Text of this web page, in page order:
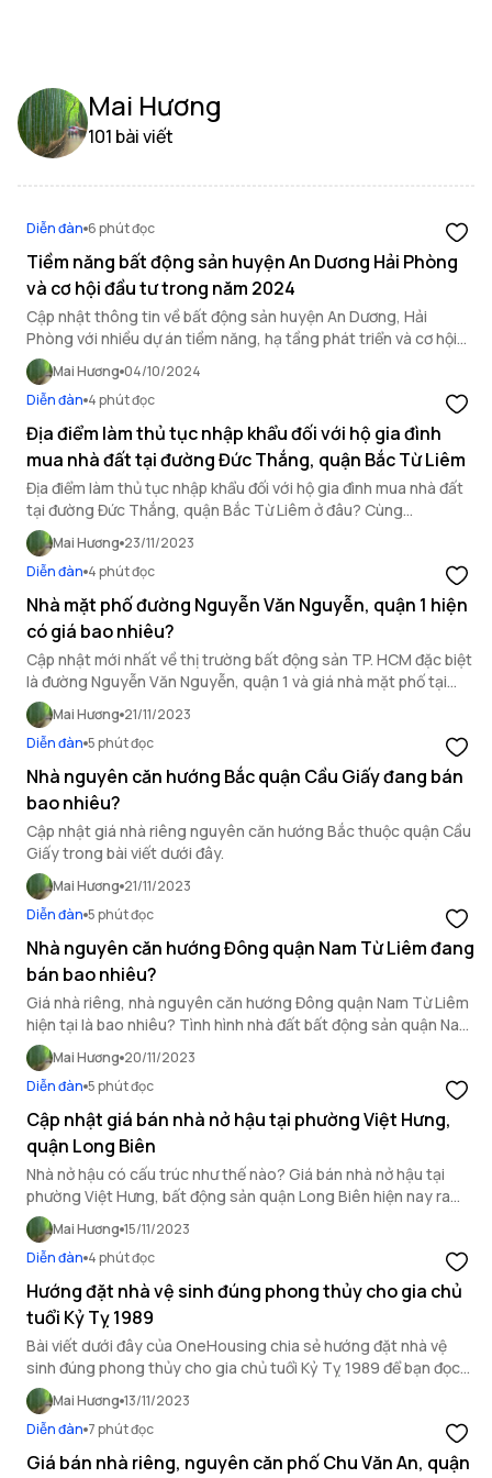
Mai Hương
101 bài viết
Diễn đàn 6 phút đọc
Tiềm năng bất động sản huyện An Dương Hải Phòng
và cơ hội đầu tư trong năm 2024
Cập nhật thông tin về bất động sản huyện An Dương, Hải
Phòng với nhiều dự án tiềm năng, hạ tầng phát triển và cơ hội
đầu tư bất động sản Hải Phòng hấp dẫn trong năm 2024.
Mai Hương 04/10/2024
Diễn đàn 4 phút đọc
Địa điểm làm thủ tục nhập khẩu đối với hộ gia đình
mua nhà đất tại đường Đức Thắng, quận Bắc Từ Liêm
Địa điểm làm thủ tục nhập khẩu đối với hộ gia đình mua nhà đất
tại đường Đức Thắng, quận Bắc Từ Liêm ở đâu? Cùng
OneHousing tìm hiểu thông tin trên trong bài viết này.
Mai Hương 23/11/2023
Diễn đàn 4 phút đọc
Nhà mặt phố đường Nguyễn Văn Nguyễn, quận 1 hiện
có giá bao nhiêu?
Cập nhật mới nhất về thị trường bất động sản TP. HCM đặc biệt
là đường Nguyễn Văn Nguyễn, quận 1 và giá nhà mặt phố tại
đây qua bài viết sau.
Mai Hương 21/11/2023
Diễn đàn 5 phút đọc
Nhà nguyên căn hướng Bắc quận Cầu Giấy đang bán
bao nhiêu?
Cập nhật giá nhà riêng nguyên căn hướng Bắc thuộc quận Cầu
Giấy trong bài viết dưới đây.
Mai Hương 21/11/2023
Diễn đàn 5 phút đọc
Nhà nguyên căn hướng Đông quận Nam Từ Liêm đang
bán bao nhiêu?
Giá nhà riêng, nhà nguyên căn hướng Đông quận Nam Từ Liêm
hiện tại là bao nhiêu? Tình hình nhà đất bất động sản quận Nam
Từ Liêm như thế nào? Cùng OneHousing cập nhật trong bài
viết sau.
Mai Hương 20/11/2023
Diễn đàn 5 phút đọc
Cập nhật giá bán nhà nở hậu tại phường Việt Hưng,
quận Long Biên
Nhà nở hậu có cấu trúc như thế nào? Giá bán nhà nở hậu tại
phường Việt Hưng, bất động sản quận Long Biên hiện nay ra
sao? Trong bài viết này OneHousing sẽ mang đến cho bạn
thông tin chi tiết!
Mai Hương 15/11/2023
Diễn đàn 4 phút đọc
Hướng đặt nhà vệ sinh đúng phong thủy cho gia chủ
tuổi Kỷ Tỵ 1989
Bài viết dưới đây của OneHousing chia sẻ hướng đặt nhà vệ
sinh đúng phong thủy cho gia chủ tuổi Kỷ Tỵ 1989 để bạn đọc
tham khảo.
Mai Hương 13/11/2023
Diễn đàn 7 phút đọc
Giá bán nhà riêng, nguyên căn phố Chu Văn An, quận